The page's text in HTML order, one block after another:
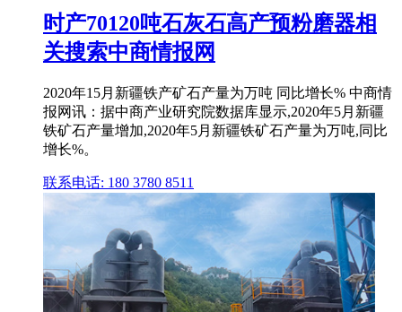
时产70120吨石灰石高产预粉磨器相
关搜索中商情报网
2020年15月新疆铁产矿石产量为万吨 同比增长% 中商情
报网讯：据中商产业研究院数据库显示,2020年5月新疆
铁矿石产量增加,2020年5月新疆铁矿石产量为万吨,同比
增长%。
联系电话: 180 3780 8511